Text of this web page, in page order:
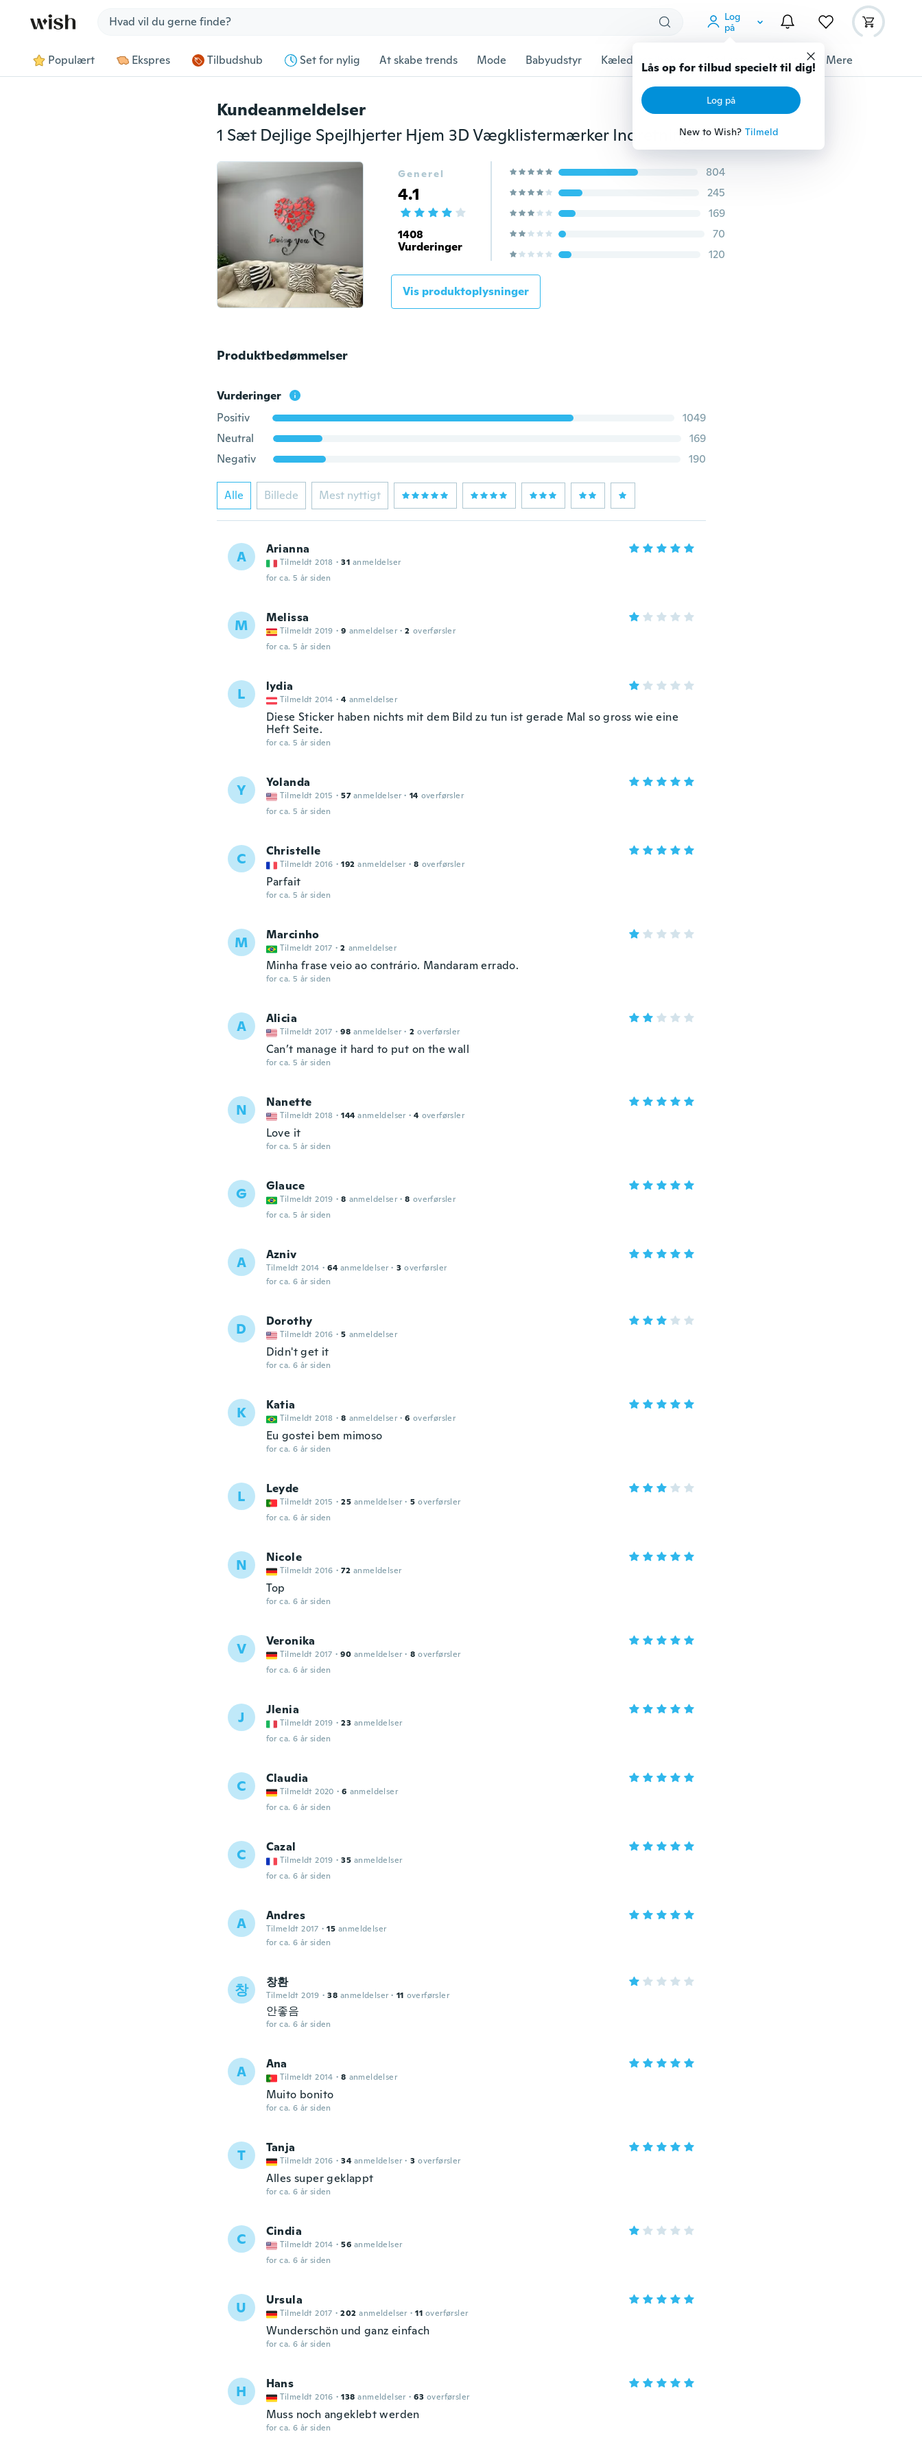
Log
på
Lås op for tilbud specielt til dig!
Log på
New to Wish? Tilmeld
Populært Ekspres Tilbudshub Set for nylig At skabe trends Mode Babyudstyr Kæledyrstilbehør Gadgets Værktøj Mere
Kundeanmeldelser
1 Sæt Dejlige Spejlhjerter Hjem 3D Vægklistermærker Indretning DIY Mærkat Aftagelig (40cm * 40cm)
Generel
4.1
1408
Vurderinger
804
245
169
70
120
Vis produktoplysninger
Produktbedømmelser
Vurderinger
Positiv
1049
Neutral
169
Negativ
190
Alle Billede Mest nyttigt
A Arianna
Tilmeldt 2018 · 31 anmeldelser
for ca. 5 år siden
M Melissa
Tilmeldt 2019 · 9 anmeldelser · 2 overførsler
for ca. 5 år siden
L lydia
Tilmeldt 2014 · 4 anmeldelser
Diese Sticker haben nichts mit dem Bild zu tun ist gerade Mal so gross wie eine
Heft Seite.
for ca. 5 år siden
Y Yolanda
Tilmeldt 2015 · 57 anmeldelser · 14 overførsler
for ca. 5 år siden
C Christelle
Tilmeldt 2016 · 192 anmeldelser · 8 overførsler
Parfait
for ca. 5 år siden
M Marcinho
Tilmeldt 2017 · 2 anmeldelser
Minha frase veio ao contrário. Mandaram errado.
for ca. 5 år siden
A Alicia
Tilmeldt 2017 · 98 anmeldelser · 2 overførsler
Can’t manage it hard to put on the wall
for ca. 5 år siden
N Nanette
Tilmeldt 2018 · 144 anmeldelser · 4 overførsler
Love it
for ca. 5 år siden
G Glauce
Tilmeldt 2019 · 8 anmeldelser · 8 overførsler
for ca. 5 år siden
A Azniv
Tilmeldt 2014 · 64 anmeldelser · 3 overførsler
for ca. 6 år siden
D Dorothy
Tilmeldt 2016 · 5 anmeldelser
Didn't get it
for ca. 6 år siden
K Katia
Tilmeldt 2018 · 8 anmeldelser · 6 overførsler
Eu gostei bem mimoso
for ca. 6 år siden
L Leyde
Tilmeldt 2015 · 25 anmeldelser · 5 overførsler
for ca. 6 år siden
N Nicole
Tilmeldt 2016 · 72 anmeldelser
Top
for ca. 6 år siden
V Veronika
Tilmeldt 2017 · 90 anmeldelser · 8 overførsler
for ca. 6 år siden
J Jlenia
Tilmeldt 2019 · 23 anmeldelser
for ca. 6 år siden
C Claudia
Tilmeldt 2020 · 6 anmeldelser
for ca. 6 år siden
C Cazal
Tilmeldt 2019 · 35 anmeldelser
for ca. 6 år siden
A Andres
Tilmeldt 2017 · 15 anmeldelser
for ca. 6 år siden
창 창환
Tilmeldt 2019 · 38 anmeldelser · 11 overførsler
안좋음
for ca. 6 år siden
A Ana
Tilmeldt 2014 · 8 anmeldelser
Muito bonito
for ca. 6 år siden
T Tanja
Tilmeldt 2016 · 34 anmeldelser · 3 overførsler
Alles super geklappt
for ca. 6 år siden
C Cindia
Tilmeldt 2014 · 56 anmeldelser
for ca. 6 år siden
U Ursula
Tilmeldt 2017 · 202 anmeldelser · 11 overførsler
Wunderschön und ganz einfach
for ca. 6 år siden
H Hans
Tilmeldt 2016 · 138 anmeldelser · 63 overførsler
Muss noch angeklebt werden
for ca. 6 år siden